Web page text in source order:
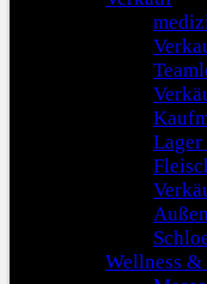
Wellness &